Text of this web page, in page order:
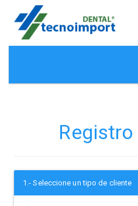
Registro
1.- Seleccione un tipo de cliente